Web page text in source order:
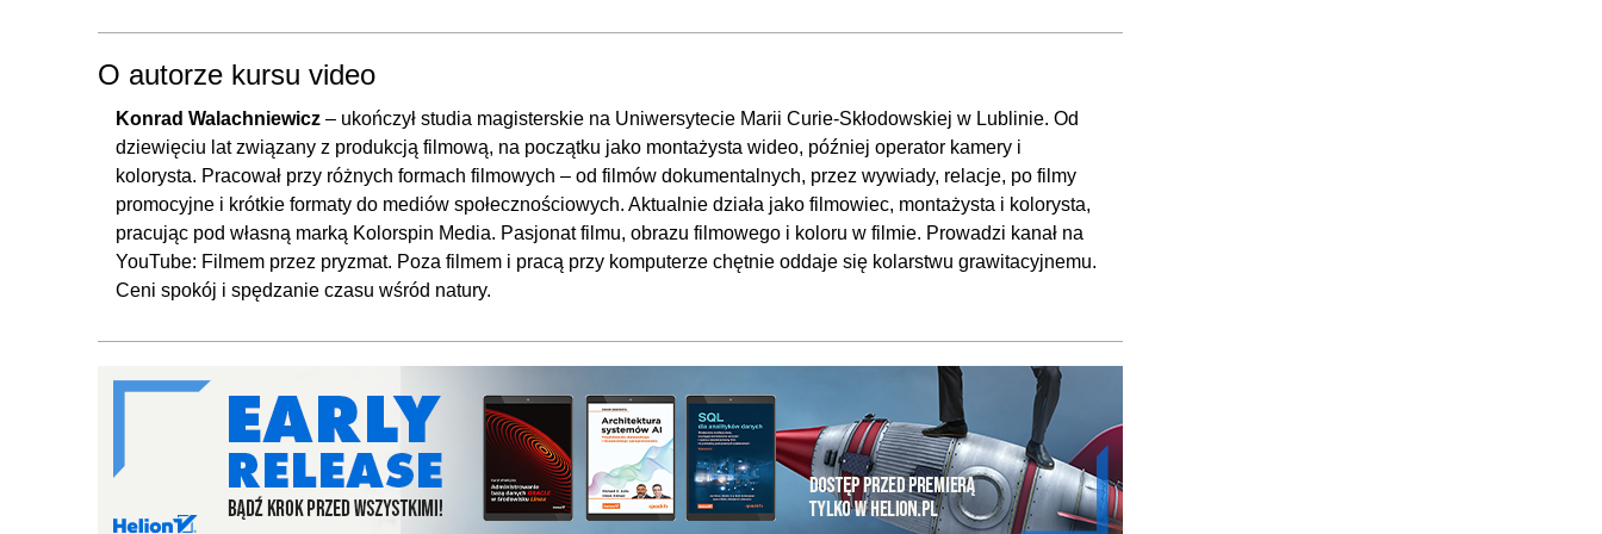
3.8. Kluczowanie
3.9. Maski
00:06:35
3.10. Tracking i efekty w przestrzeni color
3.11. Wykresy kolorów i światła
00:07:47
3.12. Kolorowanie pojedynczego ujęcia
OGLĄDAJ »
00:10:13
3.13. Porównywanie kolorów
00:04:18
3.14. Przenoszenie i dopasowanie kolorów
3.15. LUTy
00:02:49
4. Podstawowe animacje 00:20:40
4.1. Podstawowe animacje
00:05:34
4.2. Animowane grafiki
00:08:24
4.3. Speed ramp
00:06:42
O autorze kursu video
Konrad Walachniewicz – ukończył studia magisterskie na Uniwersytecie Marii Curie-Skłodowskiej w Lublinie. Od
dziewięciu lat związany z produkcją filmową, na początku jako montażysta wideo, później operator kamery i
kolorysta. Pracował przy różnych formach filmowych – od filmów dokumentalnych, przez wywiady, relacje, po filmy
promocyjne i krótkie formaty do mediów społecznościowych. Aktualnie działa jako filmowiec, montażysta i kolorysta,
pracując pod własną marką Kolorspin Media. Pasjonat filmu, obrazu filmowego i koloru w filmie. Prowadzi kanał na
YouTube: Filmem przez pryzmat. Poza filmem i pracą przy komputerze chętnie oddaje się kolarstwu grawitacyjnemu.
Ceni spokój i spędzanie czasu wśród natury.